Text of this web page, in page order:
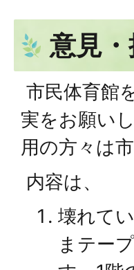
意見
市民体育館
実をお願い
用の方々は
内容は、
壊れて
まテー